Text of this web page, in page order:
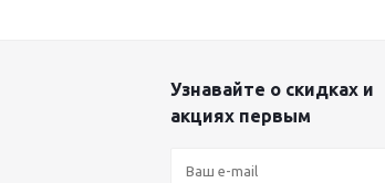
Узнавайте о скидках и
акциях первым